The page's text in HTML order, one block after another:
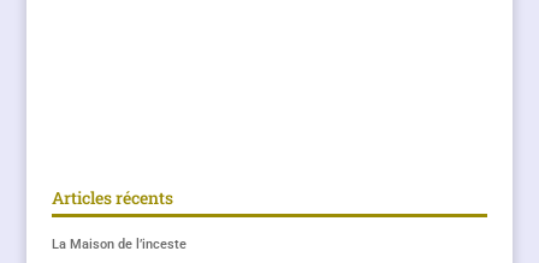
Articles récents
La Maison de l’inceste